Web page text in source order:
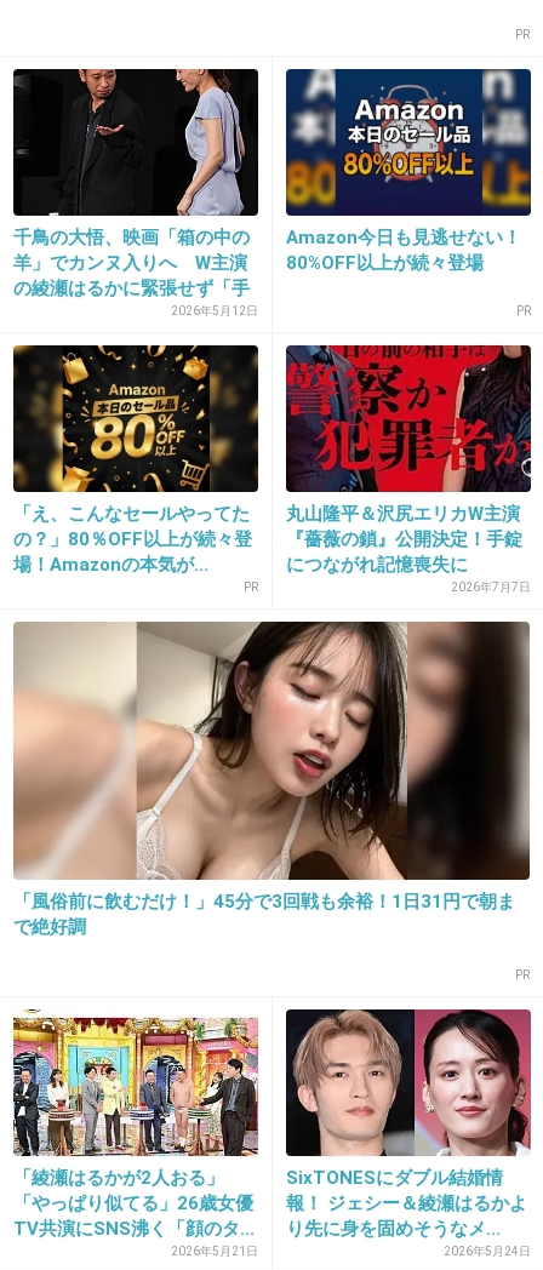
girlschannel.net
【実況・感想】ファーストクラス（第2話）今夜からドロドロ本領発揮！ 沢
尻エリカ＝虐げられるシンデレラが陥る泥沼… 突然白紙にされたデザイナ
ーデビュー！ モンスター女たちの悪意のワナが炸裂！ 許さない 観ている
方、一緒に語りましょう！
+204 -13
福士蒼汰『もっと恋愛以外に目を向けてごらん
(ドヤァ！！』
+268 -56
20. 匿名2014/10/23(木) 12:54:06
ファーストクラスは一人で見たい人が録画してるんじゃない？
+32
2014/10/23(木) 12:54:33
今日は会社休みますは
めっちゃ面白かったし、
見てて癒される❤︎❤︎
22. 匿名2014/10/23(木) 12:54:33
ストーカー被害おつ
沢尻エリカがストーカー被害に苦しんでる
事が判明・・・ : GOSSIP速報
gossip1.net
沢尻エリカがストーカー被害に苦しんでる事が判明・・・ 1: 三毛猫 φ ★＠
＼(^o^)／ 2014/10/23(木) 08:24:32.44 ID:???0.net 沢尻エリカ（28才）がス
PR
千鳥の大悟、映画「箱の中の
羊」でカンヌ入りへ W主演
の綾瀬はるかに緊張せず「手
2026年5月12日
Amazon今日も見逃せない！
80%OFF以上が続々登場
PR
「え、こんなセールやってた
の？」80％OFF以上が続々登
場！Amazonの本気が...
PR
丸山隆平＆沢尻エリカW主演
『薔薇の鎖』公開決定！手錠
につながれ記憶喪失に
2026年7月7日
「風俗前に飲むだけ！」45分で3回戦も余裕！1日31円で朝ま
で絶好調
PR
「綾瀬はるかが2人おる」
「やっぱり似てる」26歳女優
TV共演にSNS沸く「顔のタ...
2026年5月21日
SixTONESにダブル結婚情
報！ ジェシー＆綾瀬はるかよ
り先に身を固めそうなメ...
2026年5月24日